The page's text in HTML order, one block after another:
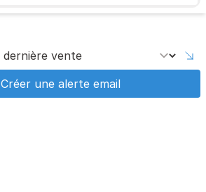
Créer une alerte email